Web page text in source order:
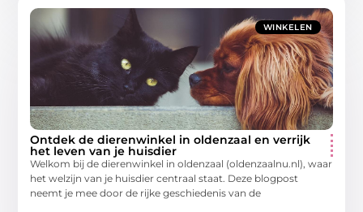
WINKELEN
Ontdek de dierenwinkel in oldenzaal en verrijk
het leven van je huisdier
Welkom bij de dierenwinkel in oldenzaal (oldenzaalnu.nl), waar
het welzijn van je huisdier centraal staat. Deze blogpost
neemt je mee door de rijke geschiedenis van de